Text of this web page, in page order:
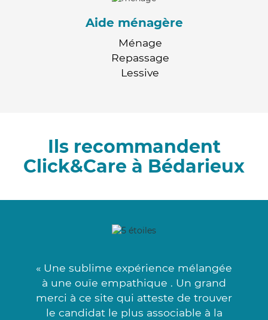
Aide ménagère
Ménage
Repassage
Lessive
Ils recommandent
Click&Care à Bédarieux
« Une sublime expérience mélangée
à une ouïe empathique . Un grand
merci à ce site qui atteste de trouver
le candidat le plus associable à la